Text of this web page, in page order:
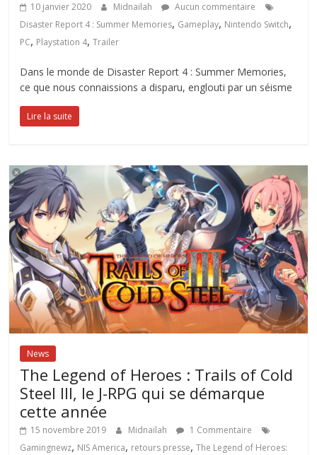
10 janvier 2020 Midnailah
Aucun commentaire
Disaster Report 4 : Summer Memories, Gameplay, Nintendo Switch,
PC, Playstation 4,Trailer
Dans le monde de Disaster Report 4 : Summer Memories,
ce que nous connaissions a disparu, englouti par un séisme
Lire la suite
News
The Legend of Heroes : Trails of Cold
Steel III, le J-RPG qui se démarque
cette année
15 novembre 2019 Midnailah
1 Commentaire
Gamingnewz, NIS America, retours presse,The Legend of Heroes: